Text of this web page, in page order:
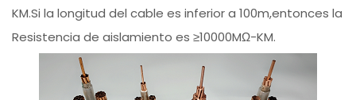
KM.Si la longitud del cable es inferior a 100m,entonces la
Resistencia de aislamiento es ≥10000MΩ-KM.